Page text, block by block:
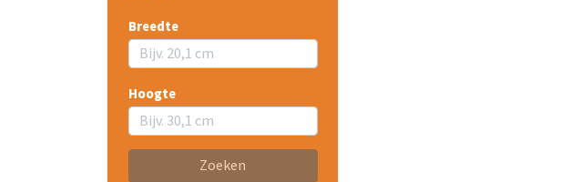
Breedte
Hoogte
Zoeken